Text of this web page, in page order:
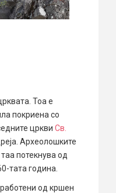
Тоа е
покриена со
цркви Св.
Археолошките
потекнува од
тата година.
од кршен